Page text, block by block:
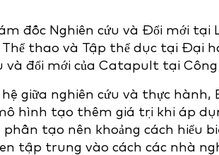
đốc Nghiên cứu và Đổi mới tại
Thể thao và Tập thể dục tại Đại
và đổi mới của Catapult tại Công
giữa nghiên cứu và thực hành,
hình tạo thêm giá trị khi áp
tạo nên khoảng cách hiểu
tập trung vào cách các nhà